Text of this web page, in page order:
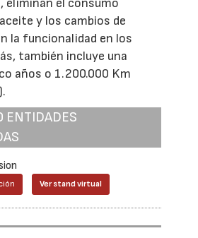
eliminan el consumo
y los cambios de
la funcionalidad en los
también incluye una
años o 1.200.000 Km
ENTIDADES
Ver stand virtual